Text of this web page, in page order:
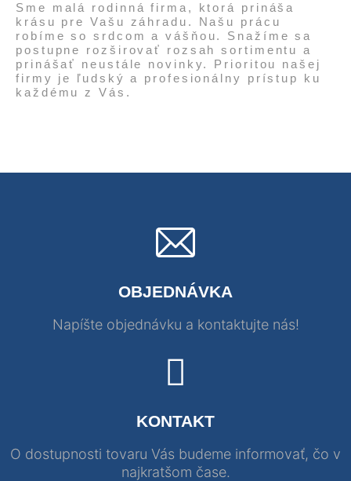
Sme malá rodinná firma, ktorá prináša
krásu pre Vašu záhradu. Našu prácu
robíme so srdcom a vášňou. Snažíme sa
postupne rozširovať rozsah sortimentu a
prinášať neustále novinky. Prioritou našej
firmy je ľudský a profesionálny prístup ku
každému z Vás.
OBJEDNÁVKA
Napíšte objednávku a kontaktujte nás!
KONTAKT
O dostupnosti tovaru Vás budeme informovať, čo v
najkratšom čase.